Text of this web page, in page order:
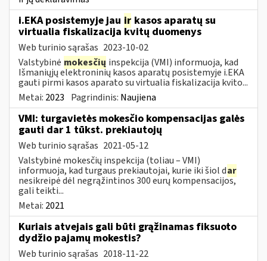
i.EKA posistemyje jau ir kasos aparatų su
virtualia fiskalizacija kvitų duomenys
Web turinio sąrašas 2023-10-02
Valstybinė mokesčių inspekcija (VMI) informuoja, kad
Išmaniųjų elektroninių kasos aparatų posistemyje i.EKA
gauti pirmi kasos aparato su virtualia fiskalizacija kvito...
Metai: 2023 Pagrindinis: Naujiena
VMI: turgavietės mokesčio kompensacijas galės
gauti dar 1 tūkst. prekiautojų
Web turinio sąrašas 2021-05-12
Valstybinė mokesčių inspekcija (toliau – VMI)
informuoja, kad turgaus prekiautojai, kurie iki šiol dar
nesikreipė dėl negrąžintinos 300 eurų kompensacijos,
gali teikti...
Metai: 2021
Kuriais atvejais gali būti grąžinamas fiksuoto
dydžio pajamų mokestis?
Web turinio sąrašas 2018-11-22